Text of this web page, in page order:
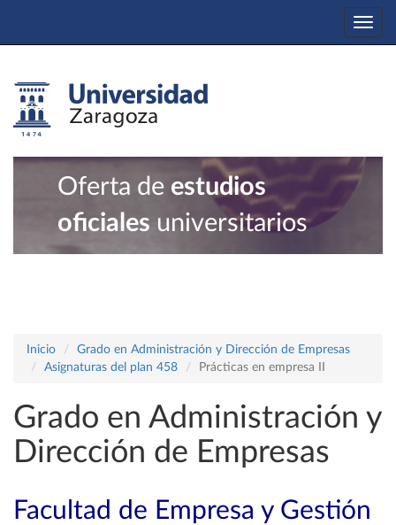
Oferta de estudios
oficiales universitarios
Inicio
Grado en Administración y Dirección de Empresas
Asignaturas del plan 458
Prácticas en empresa II
Grado en Administración y
Dirección de Empresas
Facultad de Empresa y Gestión